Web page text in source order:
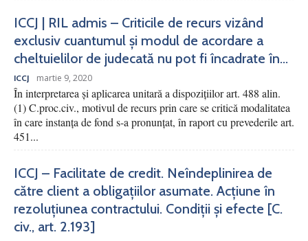
ICCJ | RIL admis – Criticile de recurs vizând
exclusiv cuantumul și modul de acordare a
cheltuielilor de judecată nu pot fi încadrate în...
ICCJ martie 9, 2020
În interpretarea și aplicarea unitară a dispozițiilor art. 488 alin.
(1) C.proc.civ., motivul de recurs prin care se critică modalitatea
în care instanța de fond s-a pronunțat, în raport cu prevederile art.
451...
ICCJ – Facilitate de credit. Neîndeplinirea de
către client a obligațiilor asumate. Acțiune în
rezoluțiunea contractului. Condiții și efecte [C.
civ., art. 2.193]